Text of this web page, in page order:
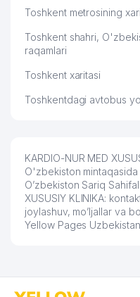
Toshkent metrosining
Toshkent shahri,
raqamlari
Toshkent xaritasi
Toshkentdagi avtobus
KARDIO-NUR MED
O'zbekiston mintaqasida
O’zbekiston Sariq
XUSUSIY KLINIKA:
joylashuv, mo’ljallar va
Yellow Pages